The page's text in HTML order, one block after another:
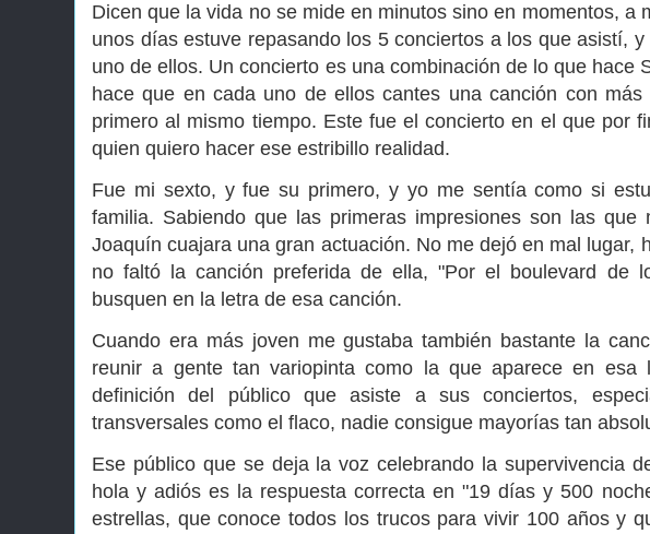
Dicen que la vida no se mide en minutos sino en momentos,
unos días estuve repasando los 5 conciertos a los que asistí,
uno de ellos. Un concierto es una combinación de lo que
hace que en cada uno de ellos cantes una canción con
primero al mismo tiempo. Este fue el concierto en el que por
quien quiero hacer ese estribillo realidad.
Fue mi sexto, y fue su primero, y yo me sentía como si
familia. Sabiendo que las primeras impresiones son las
Joaquín cuajara una gran actuación. No me dejó en mal
no faltó la canción preferida de ella, "Por el boulevard de
busquen en la letra de esa canción.
Cuando era más joven me gustaba también bastante la
reunir a gente tan variopinta como la que aparece en
definición del público que asiste a sus conciertos,
transversales como el flaco, nadie consigue mayorías tan
Ese público que se deja la voz celebrando la supervivencia
hola y adiós es la respuesta correcta en "19 días y 500
estrellas, que conoce todos los trucos para vivir 100 años y